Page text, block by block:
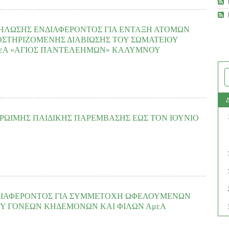
για άτομα με νοητική αναπηρία, λειτουργώντας ως δικαιούχος της
Κέντρο Διημέρευσης – Ημερήσιας φροντίδας «Κέντρο Ειδικής
– εβδομήντα πέντε...
ΕΝΔΙΑΦΕΡΟΝΤΟΣ ΓΙΑ ΕΝΤΑΞΗ ΑΤΟΜΩΝ
ΔΙΑΒΙΩΣΗΣ ΤΟΥ ΣΩΜΑΤΕΙΟΥ
«ΑΓΙΟΣ ΠΑΝΤΕΛΕΗΜΩΝ» ΚΑΛΥΜΝΟΥ
διαστήματος υποβολής αιτήσεων των δυνητικά ωφελούμενων
με Αναπηρία «ΦΙΛΙΠΠΟΣ ΟΛΥΜΠΙΤΗΣ»», με κωδικό ΟΠΣ 6018546
2021-2027», στο πλαίσιο του ΕΣΠΑ 2021-2027...
( .pdf, 111,39 KB) - 130 download(s)
ΠΑΙΔΙΚΗΣ ΠΑΡΕΜΒΑΣΗΣ ΕΩΣ ΤΟΝ ΙΟΥΝΙΟ
Υπουργείου Κοινωνικής Συνοχής και Οικογένειας (09.02.2026), το
ΓΙΑ ΣΥΜΜΕΤΟΧΗ ΩΦΕΛΟΥΜΕΝΩΝ
ΓΟΝΕΩΝ ΚΗΔΕΜΟΝΩΝ ΚΑΙ ΦΙΛΩΝ ΑμεΑ